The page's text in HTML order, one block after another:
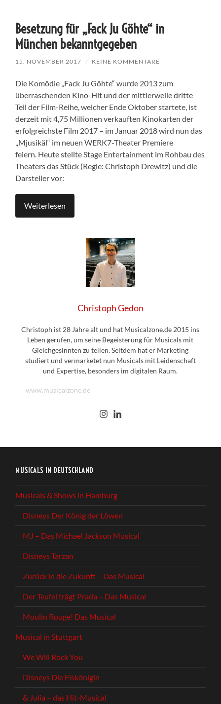
Besetzung für „Fack Ju Göhte“ in
München bekanntgegeben
15. NOVEMBER 2017 / KEINE KOMMENTARE
Die Komödie „Fack Ju Göhte“ wurde 2013 zum
überraschenden Kino-Hit und der mittlerweile dritte
Teil der Film-Reihe, welcher Ende Oktober startete, ist
derzeit mit 4,75 Millionen verkauften Kinokarten der
erfolgreichste Film 2017 – im Januar 2018 wird nun das
„Mjusikäl“ im neuen WERK7-Theater Premiere
feiern. Heute stellte Stage Entertainment im Rohbau des
Theaters das Stück (Regie: Christoph Drewitz) und die
Darsteller vor:
Weiterlesen
Christoph Gedon
Christoph ist 28 Jahre alt und hat Musicalzone.de 2015 ins
Leben gerufen, um seine Begeisterung für Musicals mit
Gleichgesinnten zu teilen. Seitdem hat er Marketing
studiert und vermarketet nun Musicals mit Leidenschaft
und Expertise, besonders im digitalen Raum.
www.musicalzone.de
MUSICALS IN DEUTSCHLAND
Musicals & Shows in Hamburg
Disneys Der König der Löwen
MJ – Das Michael Jackson Musical
Disneys Tarzan
Zurück in die Zukunft – Das Musical
Der Teufel trägt Prada – Das Musical
Moulin Rouge! Das Musical
Musical in Stuttgart
We Will Rock You
Disneys Die Eiskönigin
& Julia – das Hit-Musical